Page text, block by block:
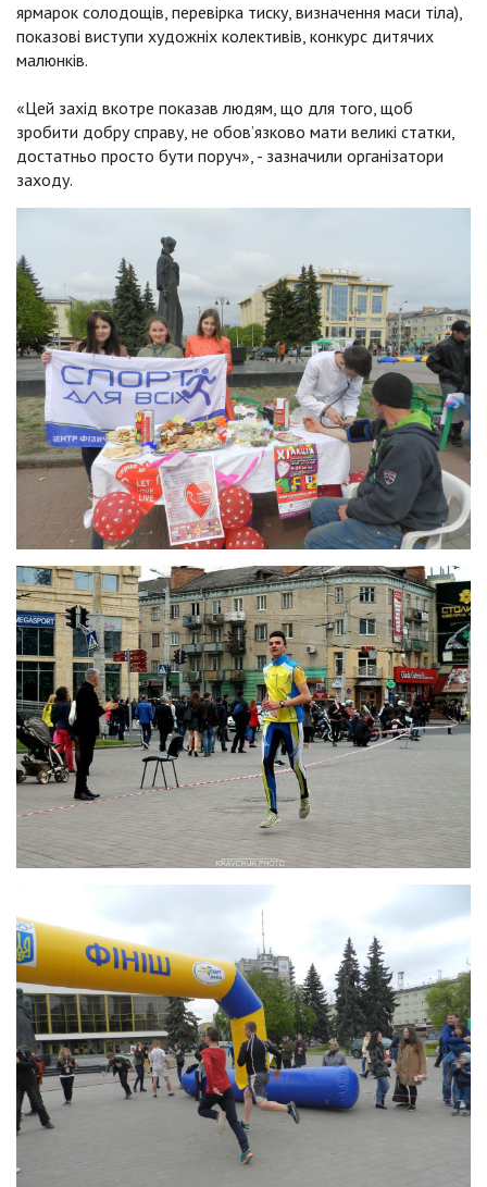
ярмарок солодощів, перевірка тиску, визначення маси тіла),
показові виступи художніх колективів, конкурс дитячих
малюнків.
«Цей захід вкотре показав людям, що для того, щоб
зробити добру справу, не обов’язково мати великі статки,
достатньо просто бути поруч», - зазначили організатори
заходу.